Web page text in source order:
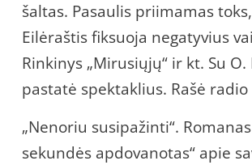
šaltas. Pasaulis priimamas
Eilėraštis fiksuoja negatyvius
Rinkinys „Mirusiųjų“ ir kt. Su
pastatė spektaklius. Rašė radio
„Nenoriu susipažinti“.
sekundės apdovanotas“ apie